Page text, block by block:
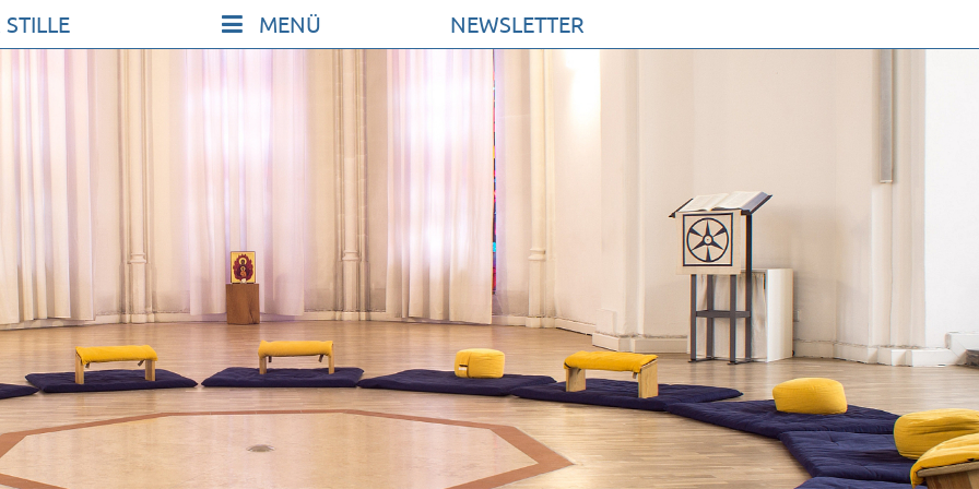
NEWSLETTER
KONTAKTE
SO KOMMEN SIE ZU UNS
UNSER PROFIL
FILM ZUR KIRCHE DER STILLE
FÖRDERVEREIN
VERMIETUNG
NEWSLETTER
ARCHIV
IMPRESSUM
DATENSCHUTZERKLÄRUNG